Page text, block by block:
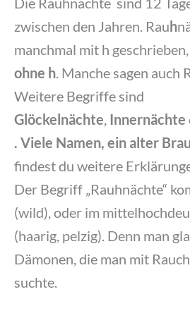
zwischen den Jahren. Rauh
manchmal mit h
ohne h. Manche sagen auch
Weitere Begriffe sind
Glöckelnächte, Innernächte
. Viele Namen, ein alter
findest du weitere
Der Begriff „Rauhnächte“
(wild), oder im
(haarig, pelzig). Denn man
Dämonen, die man mit
suchte.